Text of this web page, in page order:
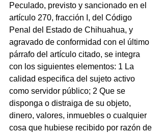
Peculado, previsto y sancionado en el
artículo 270, fracción I, del Código
Penal del Estado de Chihuahua, y
agravado de conformidad con el último
párrafo del artículo citado, se integra
con los siguientes elementos: 1 La
calidad especifica del sujeto activo
como servidor público; 2 Que se
disponga o distraiga de su objeto,
dinero, valores, inmuebles o cualquier
cosa que hubiese recibido por razón de